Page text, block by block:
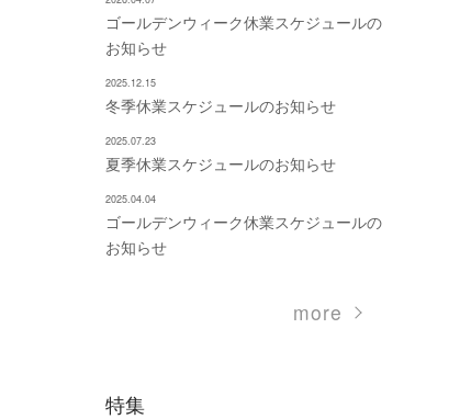
ゴールデンウィーク休業スケジュールの
お知らせ
2025.12.15
冬季休業スケジュールのお知らせ
2025.07.23
夏季休業スケジュールのお知らせ
2025.04.04
ゴールデンウィーク休業スケジュールの
お知らせ
more
特集